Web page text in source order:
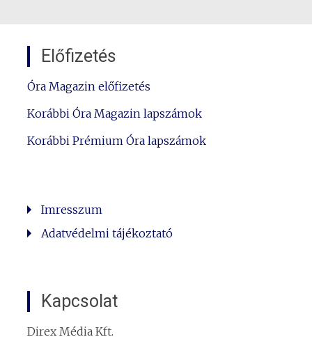
Előfizetés
Óra Magazin előfizetés
Korábbi Óra Magazin lapszámok
Korábbi Prémium Óra lapszámok
Imresszum
Adatvédelmi tájékoztató
Kapcsolat
Direx Média Kft.